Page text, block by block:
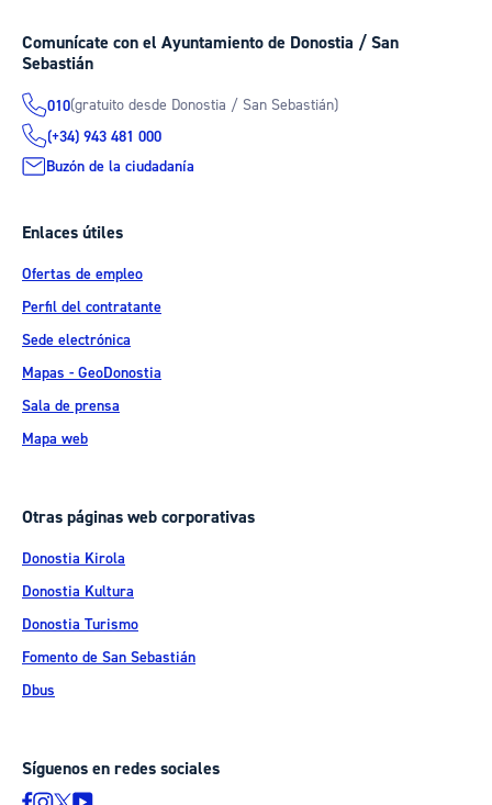
Comunícate con el Ayuntamiento de Donostia / San
Sebastián
010(gratuito desde Donostia / San Sebastián)
(+34) 943 481 000
Buzón de la ciudadanía
Enlaces útiles
Ofertas de empleo
Perfil del contratante
Sede electrónica
Mapas - GeoDonostia
Sala de prensa
Mapa web
Otras páginas web corporativas
Donostia Kirola
Donostia Kultura
Donostia Turismo
Fomento de San Sebastián
Dbus
Síguenos en redes sociales